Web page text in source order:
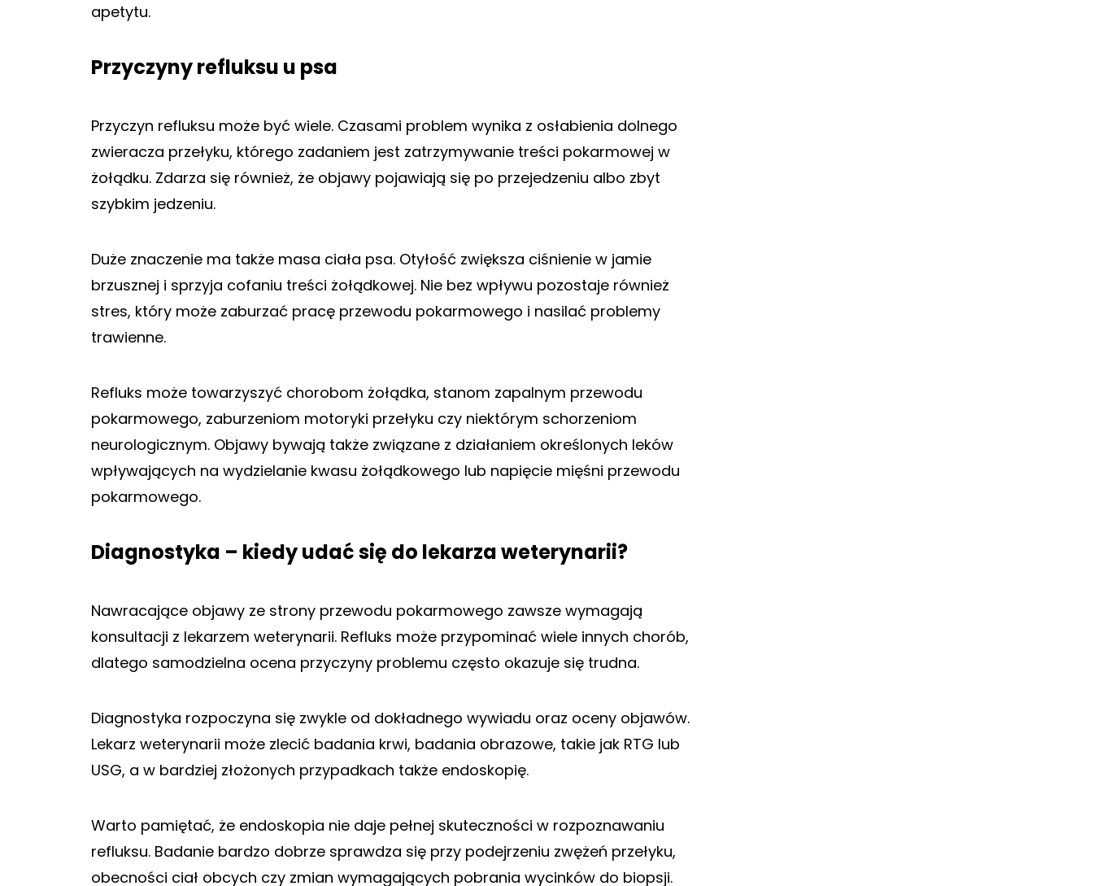
apetytu.
Przyczyny refluksu u psa
Przyczyn refluksu może być wiele. Czasami problem wynika z osłabienia dolnego
zwieracza przełyku, którego zadaniem jest zatrzymywanie treści pokarmowej w
żołądku. Zdarza się również, że objawy pojawiają się po przejedzeniu albo zbyt
szybkim jedzeniu.
Duże znaczenie ma także masa ciała psa. Otyłość zwiększa ciśnienie w jamie
brzusznej i sprzyja cofaniu treści żołądkowej. Nie bez wpływu pozostaje również
stres, który może zaburzać pracę przewodu pokarmowego i nasilać problemy
trawienne.
Refluks może towarzyszyć chorobom żołądka, stanom zapalnym przewodu
pokarmowego, zaburzeniom motoryki przełyku czy niektórym schorzeniom
neurologicznym. Objawy bywają także związane z działaniem określonych leków
wpływających na wydzielanie kwasu żołądkowego lub napięcie mięśni przewodu
pokarmowego.
Diagnostyka – kiedy udać się do lekarza weterynarii?
Nawracające objawy ze strony przewodu pokarmowego zawsze wymagają
konsultacji z lekarzem weterynarii. Refluks może przypominać wiele innych chorób,
dlatego samodzielna ocena przyczyny problemu często okazuje się trudna.
Diagnostyka rozpoczyna się zwykle od dokładnego wywiadu oraz oceny objawów.
Lekarz weterynarii może zlecić badania krwi, badania obrazowe, takie jak RTG lub
USG, a w bardziej złożonych przypadkach także endoskopię.
Warto pamiętać, że endoskopia nie daje pełnej skuteczności w rozpoznawaniu
refluksu. Badanie bardzo dobrze sprawdza się przy podejrzeniu zwężeń przełyku,
obecności ciał obcych czy zmian wymagających pobrania wycinków do biopsji.